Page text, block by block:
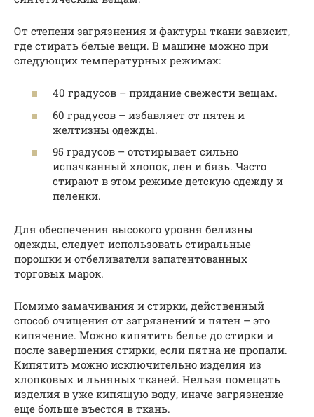
От степени загрязнения и фактуры ткани зависит,
где стирать белые вещи. В машине можно при
следующих температурных режимах:
40 градусов – придание свежести вещам.
60 градусов – избавляет от пятен и
желтизны одежды.
95 градусов – отстирывает сильно
испачканный хлопок, лен и бязь. Часто
стирают в этом режиме детскую одежду и
пеленки.
Для обеспечения высокого уровня белизны
одежды, следует использовать стиральные
порошки и отбеливатели запатентованных
торговых марок.
Помимо замачивания и стирки, действенный
способ очищения от загрязнений и пятен – это
кипячение. Можно кипятить белье до стирки и
после завершения стирки, если пятна не пропали.
Кипятить можно исключительно изделия из
хлопковых и льняных тканей. Нельзя помещать
изделия в уже кипящую воду, иначе загрязнение
еще больше въестся в ткань.